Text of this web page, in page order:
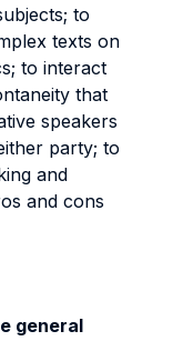
to
texts on
to interact
that
speakers
party; to
and
and cons
general